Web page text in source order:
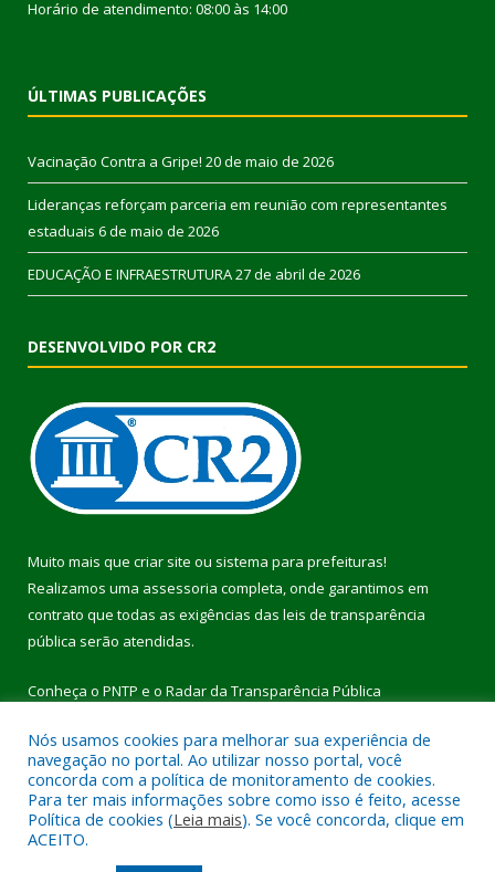
Horário de atendimento: 08:00 às 14:00
ÚLTIMAS PUBLICAÇÕES
Vacinação Contra a Gripe! 20 de maio de 2026
Lideranças reforçam parceria em reunião com representantes
estaduais 6 de maio de 2026
EDUCAÇÃO E INFRAESTRUTURA27 de abril de 2026
DESENVOLVIDO POR CR2
Muito mais que criar site ou sistema para prefeituras!
Realizamos uma assessoria completa, onde garantimos em
contrato que todas as exigências das leis de transparência
pública serão atendidas.
Conheça o PNTP e o Radar da Transparência Pública
Todos os direitos reservados a Prefeitura Municipal de Pau
D’Arco.
Nós usamos cookies para melhorar sua experiência de
navegação no portal. Ao utilizar nosso portal, você
concorda com a política de monitoramento de cookies.
Para ter mais informações sobre como isso é feito, acesse
Política de cookies (Leia mais). Se você concorda, clique em
ACEITO.